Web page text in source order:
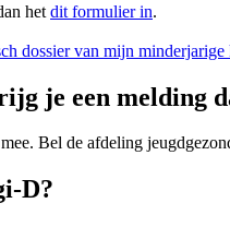
het dit formulier in.
dossier van mijn
je een melding
Bel de afdeling
D?